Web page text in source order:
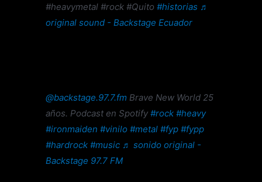
#heavymetal #rock #Quito#historias ♬
original sound - Backstage Ecuador
@backstage.97.7.fm Brave New World 25
años. Podcast en Spotify#rock #heavy
#ironmaiden #vinilo #metal #fyp #fypp
#hardrock #music ♬ sonido original -
Backstage 97.7 FM